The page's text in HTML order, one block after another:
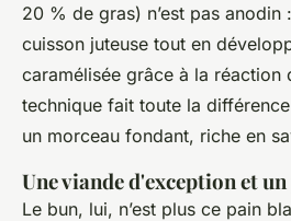
20 % de gras) n’est pas anodin
cuisson juteuse tout en
caramélisée grâce à la réaction
technique fait toute la
un morceau fondant, riche en
Une viande d'exception et
Le bun, lui, n’est plus ce pain